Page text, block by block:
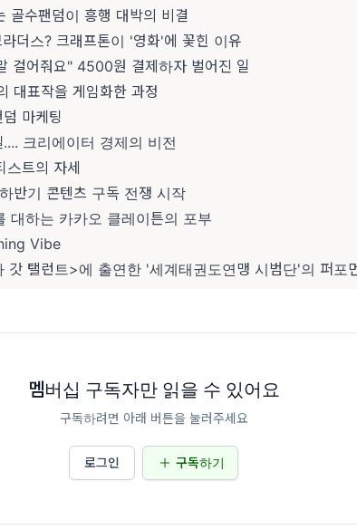
수팬덤이 흥행 대박의 비결
더스? 크래프톤이 '영화'에 꽃힌 이유
걸어줘요" 4500원 결제하자 벌어진 일
대표작을 게임화한 과정
마케팅
크리에이터 경제의 비전
트의 자세
반기 콘텐츠 구독 전쟁 시작
대하는 카카오 클레이튼의 포부
Vibe
갓 탤런트>에 출연한 '세계태권도연맹 시범단'의 퍼포
멤버십 구독자만 읽을 수 있어요
구독하려면 아래 버튼을 눌러주세요
로그인 구독하기